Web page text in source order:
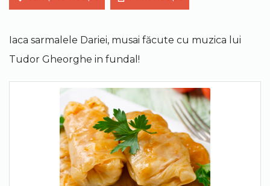
Iaca sarmalele Dariei, musai făcute cu muzica lui
Tudor Gheorghe in fundal!